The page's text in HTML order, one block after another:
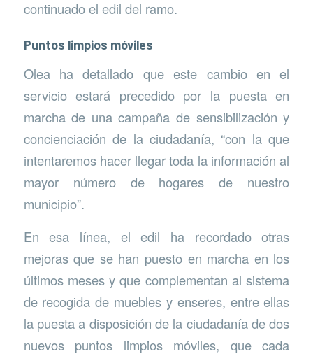
continuado el edil del ramo.
Puntos limpios móviles
Olea ha detallado que este cambio en el
servicio estará precedido por la puesta en
marcha de una campaña de sensibilización y
concienciación de la ciudadanía, “con la que
intentaremos hacer llegar toda la información al
mayor número de hogares de nuestro
municipio”.
En esa línea, el edil ha recordado otras
mejoras que se han puesto en marcha en los
últimos meses y que complementan al sistema
de recogida de muebles y enseres, entre ellas
la puesta a disposición de la ciudadanía de dos
nuevos puntos limpios móviles, que cada